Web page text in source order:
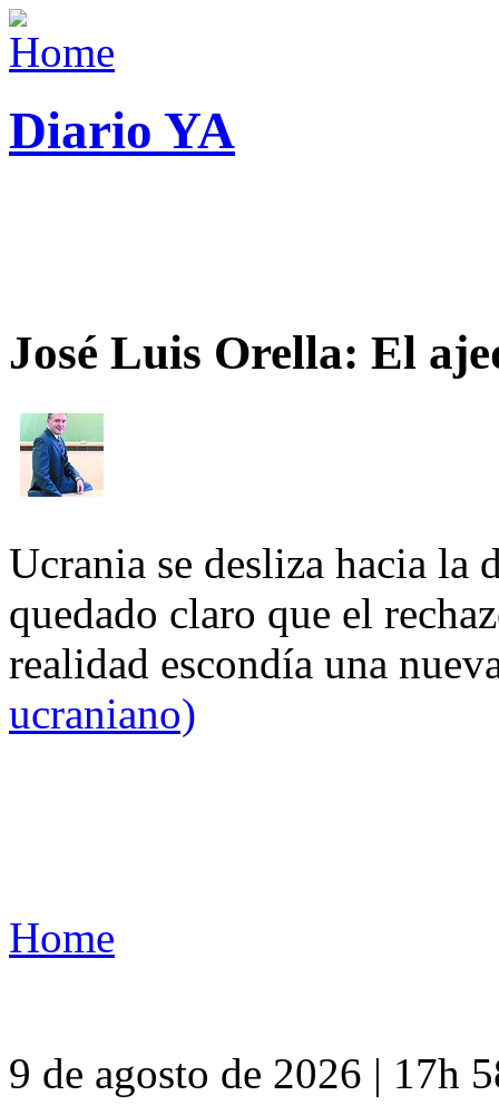
Diario YA
José Luis Orella: El
Ucrania se desliza hacia
quedado claro que el
realidad escondía una
ucraniano)
Home
9 de agosto de 2026 | 17h